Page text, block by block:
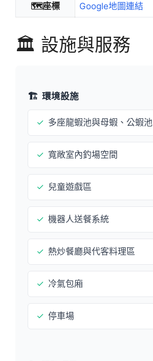
🗺️座標 Google地圖連結
🏛️ 設施與服務
🏗️ 環境設施
✓ 多座龍蝦池與母蝦、公蝦池
✓ 寬敞室內釣場空間
✓ 兒童遊戲區
✓ 機器人送餐系統
✓ 熱炒餐廳與代客料理區
✓ 冷氣包廂
✓ 停車場